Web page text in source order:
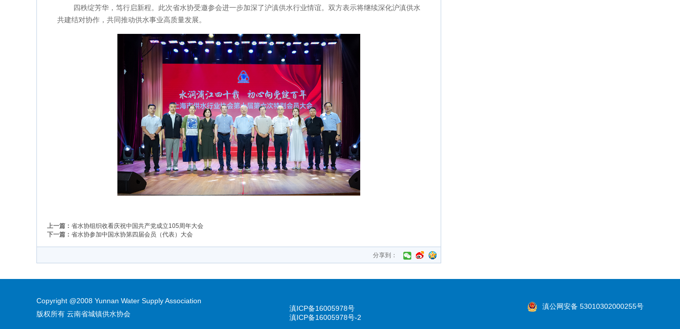
四秩绽芳华，笃行启新程。此次省水协受邀参会进一步加深了沪滇供水行业情谊。双方表示将继续深化沪滇供水
共建结对协作，共同推动供水事业高质量发展。
上一篇： 省水协组织收看庆祝中国共产党成立105周年大会
下一篇： 省水协参加中国水协第四届会员（代表）大会
分享到：
Copyright @2008 Yunnan Water Supply Association
版权所有 云南省城镇供水协会
滇ICP备16005978号
滇ICP备16005978号-2
滇公网安备 53010302000255号